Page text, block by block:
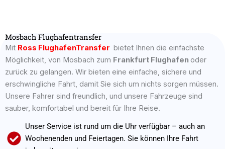
Mosbach Flughafentransfer
Mit Ross FlughafenTransfer bietet Ihnen die einfachste
Möglichkeit, von Mosbach zum Frankfurt Flughafen oder
zurück zu gelangen. Wir bieten eine einfache, sichere und
erschwingliche Fahrt, damit Sie sich um nichts sorgen müssen.
Unsere Fahrer sind freundlich, und unsere Fahrzeuge sind
sauber, komfortabel und bereit für Ihre Reise.
Unser Service ist rund um die Uhr verfügbar – auch an
Wochenenden und Feiertagen. Sie können Ihre Fahrt